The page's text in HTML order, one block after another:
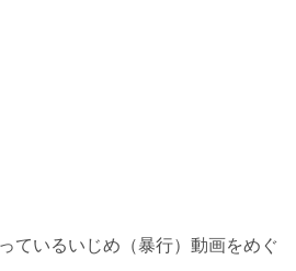
ているいじめ（暴行）動画をめぐ